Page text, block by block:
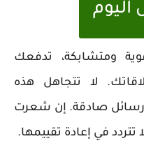
اليوم
ومتشابكة، تدفعك
لا تتجاهل هذه
رسائل صادقة. إن شعرت
في إعادة تقييمها.